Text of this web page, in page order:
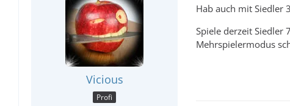
Vicious
Profi
Hab auch mit Siedler
Spiele derzeit Siedler
Mehrspielermodus